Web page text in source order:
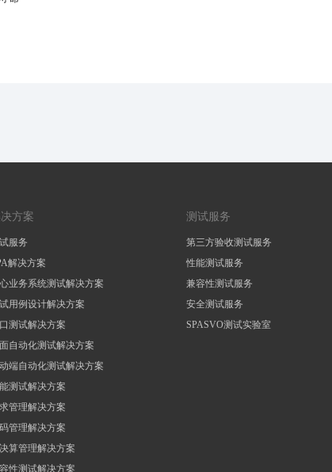
方案
服务
解决方案
业务系统测试解决方案
用例设计解决方案
测试解决方案
自动化测试解决方案
端自动化测试解决方案
测试解决方案
管理解决方案
管理解决方案
算管理解决方案
性测试解决方案
测试服务
第三方验收测试服务
性能测试服务
兼容性测试服务
安全测试服务
SPASVO测试实验室